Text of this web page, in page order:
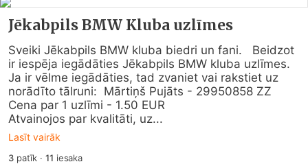
Jēkabpils BMW Kluba uzlīmes
Sveiki Jēkabpils BMW kluba biedri un fani.   Beidzot
ir iespēja iegādāties Jēkabpils BMW kluba uzlīmes.
Ja ir vēlme iegādāties, tad zvaniet vai rakstiet uz
norādīto tālruni:  Mārtiņš Pujāts - 29950858 ZZ
Cena par 1 uzlīmi - 1.50 EUR
Atvainojos par kvalitāti, uz...
Lasīt vairāk
3patīk ·11 iesaka